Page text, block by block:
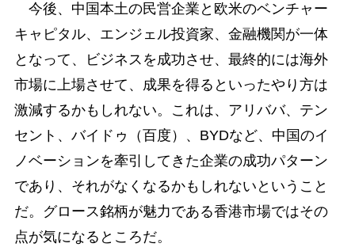
今後、中国本土の民営企業と欧米のベンチャー
キャピタル、エンジェル投資家、金融機関が一体
となって、ビジネスを成功させ、最終的には海外
市場に上場させて、成果を得るといったやり方は
激減するかもしれない。これは、アリババ、テン
セント、バイドゥ（百度）、BYDなど、中国のイ
ノベーションを牽引してきた企業の成功パターン
であり、それがなくなるかもしれないということ
だ。グロース銘柄が魅力である香港市場ではその
点が気になるところだ。